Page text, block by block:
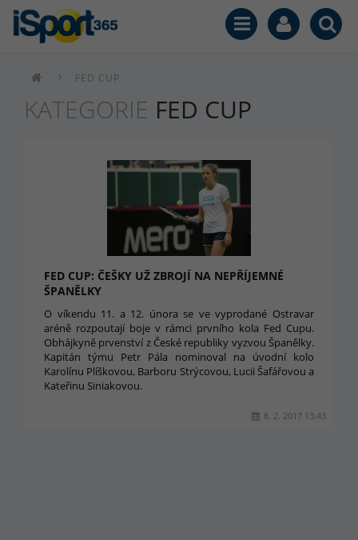
FED CUP
KATEGORIE FED CUP
FED CUP: ČEŠKY UŽ ZBROJÍ NA NEPŘÍJEMNÉ
ŠPANĚLKY
O víkendu 11. a 12. února se ve vyprodané Ostravar
aréně rozpoutají boje v rámci prvního kola Fed Cupu.
Obhájkyně prvenství z České republiky vyzvou Španělky.
Kapitán týmu Petr Pála nominoval na úvodní kolo
Karolínu Plíškovou, Barboru Strýcovou, Lucii Šafářovou a
Kateřinu Siniakovou.
8. 2. 2017 13:43